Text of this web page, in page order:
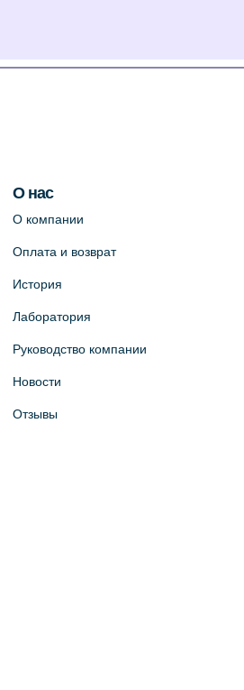
О нас
О компании
Оплата и возврат
История
Лаборатория
Руководство компании
Новости
Отзывы